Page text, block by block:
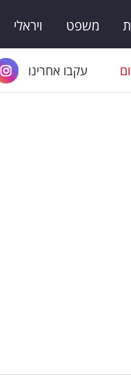
משפט ויראלי
עקבו אחרינו